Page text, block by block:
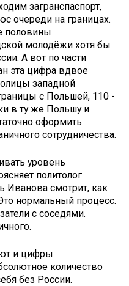
загранспаспорт,
очереди на границах.
половины
молодёжи хотя бы
А вот по части
эта цифра вдвое
западной
с Польшей, 110 -
в ту же Польшу и
оформить
сотрудничества.
уровень
политолог
Иванова смотрит, как
нормальный процесс.
с соседями.
и цифры
количество
без России.